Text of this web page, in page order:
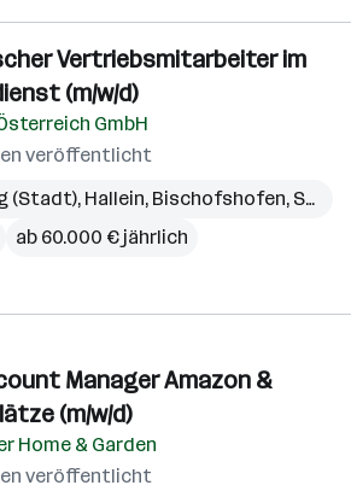
Vertriebsmitarbeiter im
(m/w/d)
GmbH
veröffentlicht
(Stadt), Hallein, Bischofshofen, Seekirchen am Wallersee
ab 60.000 € jährlich
Manager Amazon &
(m/w/d)
Home & Garden
veröffentlicht